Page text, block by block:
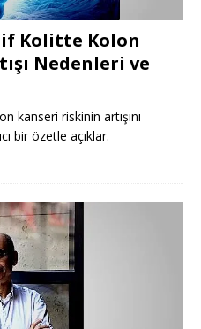
Kolitte Kolon
Nedenleri ve
kanseri riskinin artışını
bir özetle açıklar.